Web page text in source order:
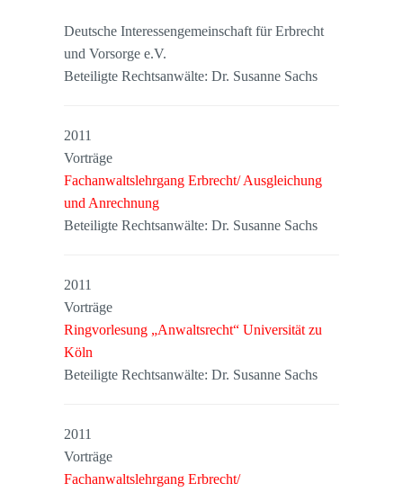
Deutsche Interessengemeinschaft für Erbrecht
und Vorsorge e.V.
Beteiligte Rechtsanwälte: Dr. Susanne Sachs
2011
Vorträge
Fachanwaltslehrgang Erbrecht/ Ausgleichung
und Anrechnung
Beteiligte Rechtsanwälte: Dr. Susanne Sachs
2011
Vorträge
Ringvorlesung „Anwaltsrecht“ Universität zu
Köln
Beteiligte Rechtsanwälte: Dr. Susanne Sachs
2011
Vorträge
Fachanwaltslehrgang Erbrecht/